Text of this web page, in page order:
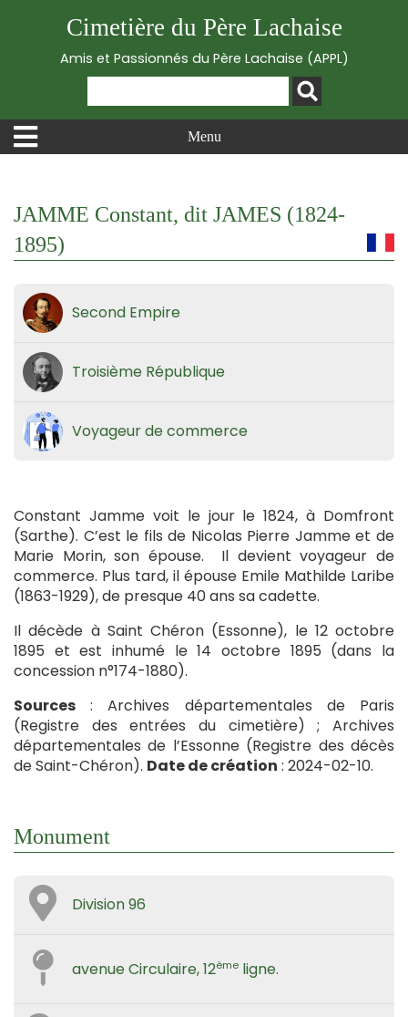
Cimetière du Père Lachaise
Amis et Passionnés du Père Lachaise (APPL)
Menu
JAMME Constant, dit JAMES (1824-
1895)
Second Empire
Troisième République
Voyageur de commerce
Constant Jamme voit le jour le 1824, à Domfront
(Sarthe). C’est le fils de Nicolas Pierre Jamme et de
Marie Morin, son épouse. Il devient voyageur de
commerce. Plus tard, il épouse Emile Mathilde Laribe
(1863-1929), de presque 40 ans sa cadette.
Il décède à Saint Chéron (Essonne), le 12 octobre
1895 et est inhumé le 14 octobre 1895 (dans la
concession n°174-1880).
Sources : Archives départementales de Paris
(Registre des entrées du cimetière) ; Archives
départementales de l’Essonne (Registre des décès
de Saint-Chéron). Date de création : 2024-02-10.
Monument
Division 96
avenue Circulaire, 12ème ligne.